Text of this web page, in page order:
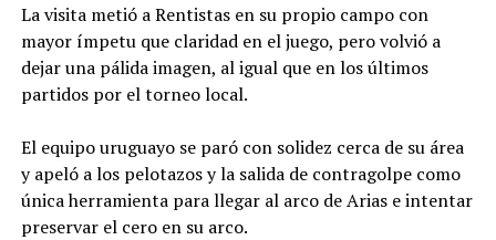
La visita metió a Rentistas en su propio campo con
mayor ímpetu que claridad en el juego, pero volvió a
dejar una pálida imagen, al igual que en los últimos
partidos por el torneo local.
El equipo uruguayo se paró con solidez cerca de su área
y apeló a los pelotazos y la salida de contragolpe como
única herramienta para llegar al arco de Arias e intentar
preservar el cero en su arco.